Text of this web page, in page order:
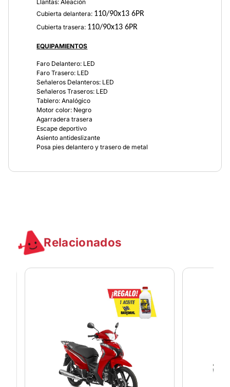
Llantas: Aleación
Cubierta delantera: 110/90x13 6PR
Cubierta trasera: 110/90x13 6PR
EQUIPAMIENTOS
Faro Delantero: LED
Faro Trasero: LED
Señaleros Delanteros: LED
Señaleros Traseros: LED
Tablero: Analógico
Motor color: Negro
Agarradera trasera
Escape deportivo
Asiento antideslizante
Posa pies delantero y trasero de metal
Relacionados